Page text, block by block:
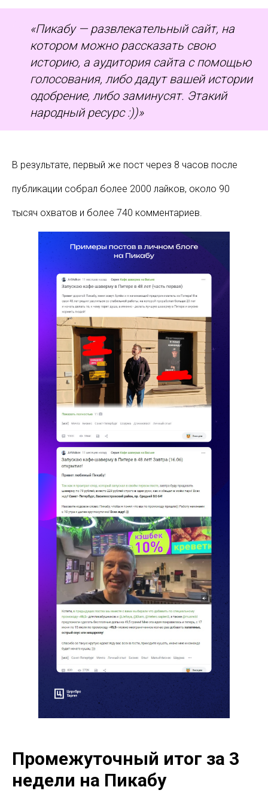
«Пикабу — развлекательный сайт, на
котором можно рассказать свою
историю, а аудитория сайта с помощью
голосования, либо дадут вашей истории
одобрение, либо заминусят. Этакий
народный ресурс :))»
В результате, первый же пост через 8 часов после
публикации собрал более 2000 лайков, около 90
тысяч охватов и более 740 комментариев.
Промежуточный итог за 3
недели на Пикабу